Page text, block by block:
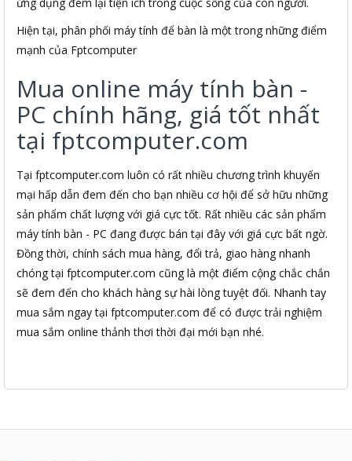
Hiện tại, phân phối máy tính để bàn là một trong những điểm
mạnh của Fptcomputer
Mua online máy tính bàn -
PC chính hãng, giá tốt nhất
tại fptcomputer.com
Tại fptcomputer.com luôn có rất nhiều chương trình khuyến
mại hấp dẫn đem đến cho bạn nhiều cơ hội để sở hữu những
sản phẩm chất lượng với giá cực tốt. Rất nhiều các sản phẩm
máy tính bàn - PC đang được bán tại đây với giá cực bất ngờ.
Đồng thời, chính sách mua hàng, đổi trả, giao hàng nhanh
chóng tại fptcomputer.com cũng là một điểm cộng chắc chắn
sẽ đem đến cho khách hàng sự hài lòng tuyệt đối. Nhanh tay
mua sắm ngay tại fptcomputer.com để có được trải nghiệm
mua sắm online thảnh thơi thời đại mới bạn nhé.